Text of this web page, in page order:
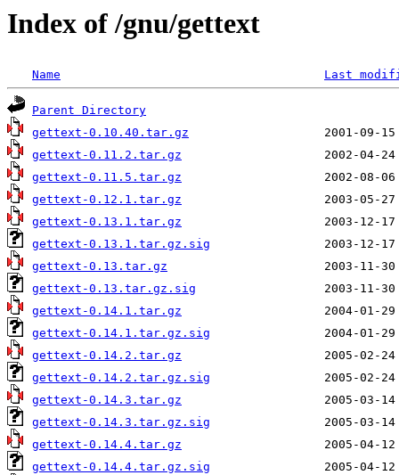
Index of /gnu/gettext
Name Last
Parent Directory
gettext-0.10.40.tar.gz
gettext-0.11.2.tar.gz
gettext-0.11.5.tar.gz
gettext-0.12.1.tar.gz
gettext-0.13.1.tar.gz
gettext-0.13.1.tar.gz.sig
gettext-0.13.tar.gz
gettext-0.13.tar.gz.sig
gettext-0.14.1.tar.gz
gettext-0.14.1.tar.gz.sig
gettext-0.14.2.tar.gz
gettext-0.14.2.tar.gz.sig
gettext-0.14.3.tar.gz
gettext-0.14.3.tar.gz.sig
gettext-0.14.4.tar.gz
gettext-0.14.4.tar.gz.sig